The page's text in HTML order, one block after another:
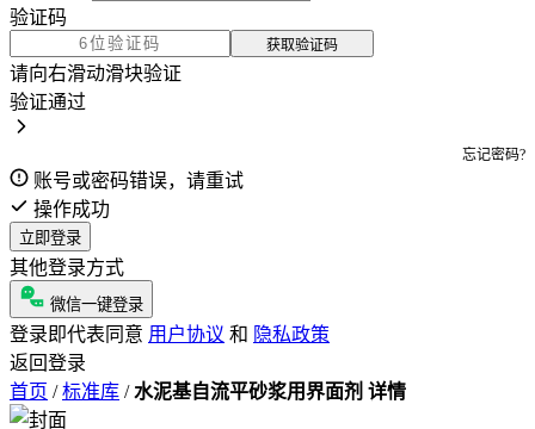
验证码
获取验证码
请向右滑动滑块验证
验证通过
忘记密码?
账号或密码错误，请重试
操作成功
立即登录
其他登录方式
微信一键登录
登录即代表同意 用户协议 和 隐私政策
返回登录
首页 / 标准库 / 水泥基自流平砂浆用界面剂 详情